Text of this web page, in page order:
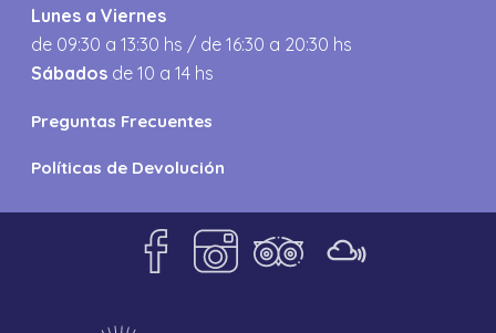
Lunes a Viernes
de 09:30 a 13:30 hs / de 16:30 a 20:30 hs
Sábados de 10 a 14 hs
Preguntas Frecuentes
Políticas de Devolución